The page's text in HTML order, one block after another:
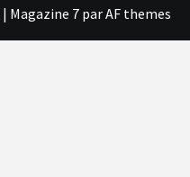
| Magazine 7par AF themes